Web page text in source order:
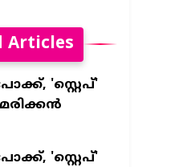
Articles
'സ്റ്റെപ്'
'സ്റ്റെപ്'